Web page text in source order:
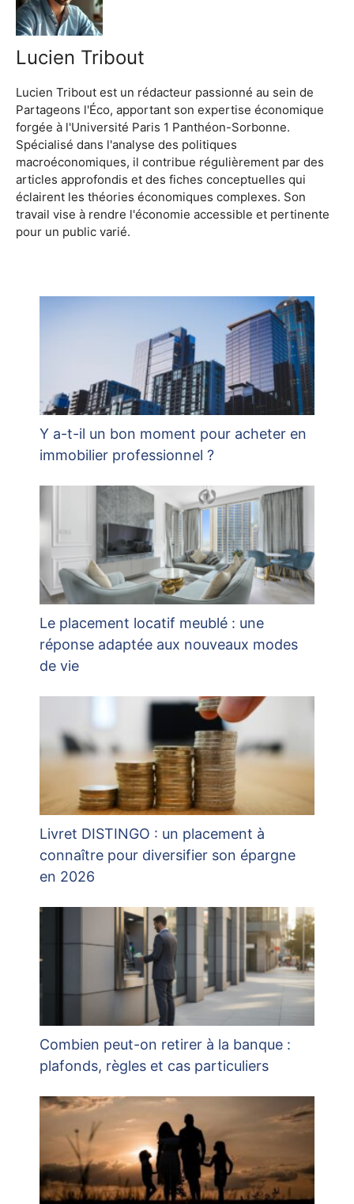
Lucien Tribout
Lucien Tribout est un rédacteur passionné au sein de
Partageons l'Éco, apportant son expertise économique
forgée à l'Université Paris 1 Panthéon-Sorbonne.
Spécialisé dans l'analyse des politiques
macroéconomiques, il contribue régulièrement par des
articles approfondis et des fiches conceptuelles qui
éclairent les théories économiques complexes. Son
travail vise à rendre l'économie accessible et pertinente
pour un public varié.
Y a-t-il un bon moment pour acheter en
immobilier professionnel ?
Le placement locatif meublé : une
réponse adaptée aux nouveaux modes
de vie
Livret DISTINGO : un placement à
connaître pour diversifier son épargne
en 2026
Combien peut-on retirer à la banque :
plafonds, règles et cas particuliers